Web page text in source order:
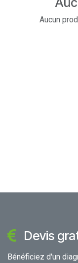
Aucun
Devis
Bénéficiez d'un